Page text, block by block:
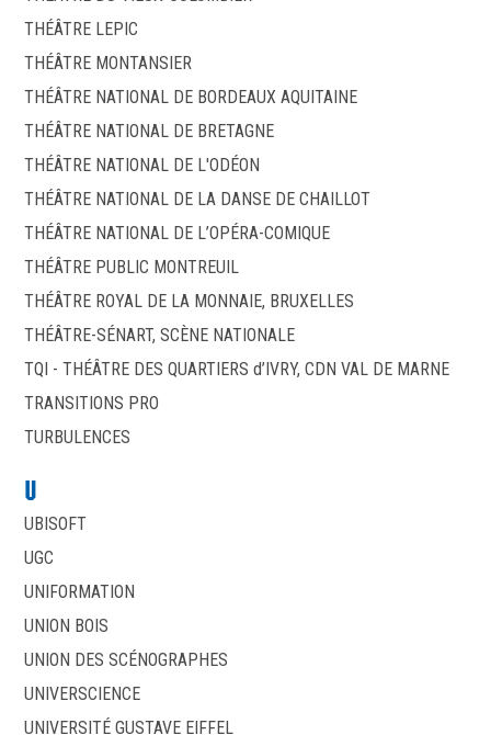
THÉÂTRE LEPIC
THÉÂTRE MONTANSIER
THÉÂTRE NATIONAL DE BORDEAUX AQUITAINE
THÉÂTRE NATIONAL DE BRETAGNE
THÉÂTRE NATIONAL DE L'ODÉON
THÉÂTRE NATIONAL DE LA DANSE DE CHAILLOT
THÉÂTRE NATIONAL DE L’OPÉRA-COMIQUE
THÉÂTRE PUBLIC MONTREUIL
THÉÂTRE ROYAL DE LA MONNAIE, BRUXELLES
THÉÂTRE-SÉNART, SCÈNE NATIONALE
TQI - THÉÂTRE DES QUARTIERS d’IVRY, CDN VAL DE MARNE
TRANSITIONS PRO
TURBULENCES
U
UBISOFT
UGC
UNIFORMATION
UNION BOIS
UNION DES SCÉNOGRAPHES
UNIVERSCIENCE
UNIVERSITÉ GUSTAVE EIFFEL